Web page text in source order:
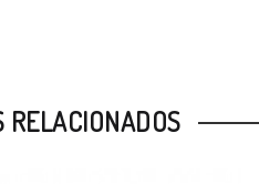
RELACIONADOS